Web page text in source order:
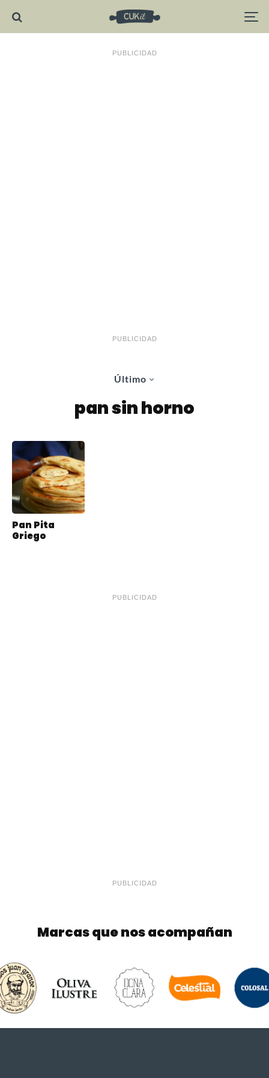
PUBLICIDAD
PUBLICIDAD
Último
pan sin horno
Pan Pita
Griego
PUBLICIDAD
PUBLICIDAD
Marcas que nos acompañan